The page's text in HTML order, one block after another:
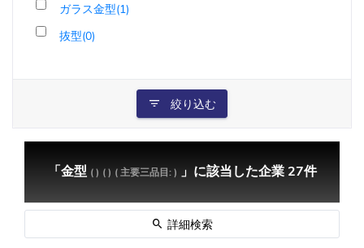
ガラス金型(1)
抜型(0)
絞り込む
「金型 ( ) ( ) ( 主要三品目: ) 」に該当した企業 27件
詳細検索